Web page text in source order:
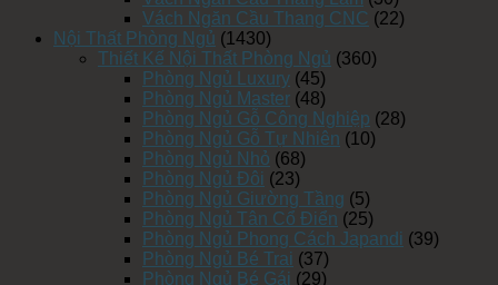
Vách Ngăn Cầu Thang CNC (22)
Nội Thất Phòng Ngủ (1430)
Thiết Kế Nội Thất Phòng Ngủ (360)
Phòng Ngủ Luxury (45)
Phòng Ngủ Master (48)
Phòng Ngủ Gỗ Công Nghiệp (28)
Phòng Ngủ Gỗ Tự Nhiên (10)
Phòng Ngủ Nhỏ (68)
Phòng Ngủ Đôi (23)
Phòng Ngủ Giường Tầng (5)
Phòng Ngủ Tân Cổ Điển (25)
Phòng Ngủ Phong Cách Japandi (39)
Phòng Ngủ Bé Trai (37)
Phòng Ngủ Bé Gái (29)